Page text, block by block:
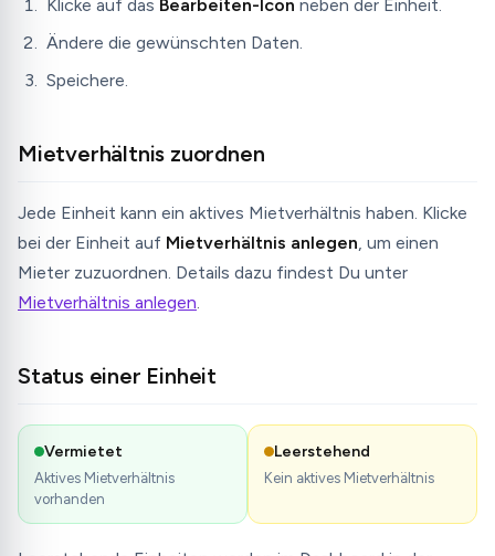
Klicke auf das Bearbeiten-Icon neben der Einheit.
Ändere die gewünschten Daten.
Speichere.
Mietverhältnis zuordnen
Jede Einheit kann ein aktives Mietverhältnis haben. Klicke
bei der Einheit auf Mietverhältnis anlegen, um einen
Mieter zuzuordnen. Details dazu findest Du unter
Mietverhältnis anlegen.
Status einer Einheit
Vermietet
Aktives Mietverhältnis
vorhanden
Leerstehend
Kein aktives Mietverhältnis